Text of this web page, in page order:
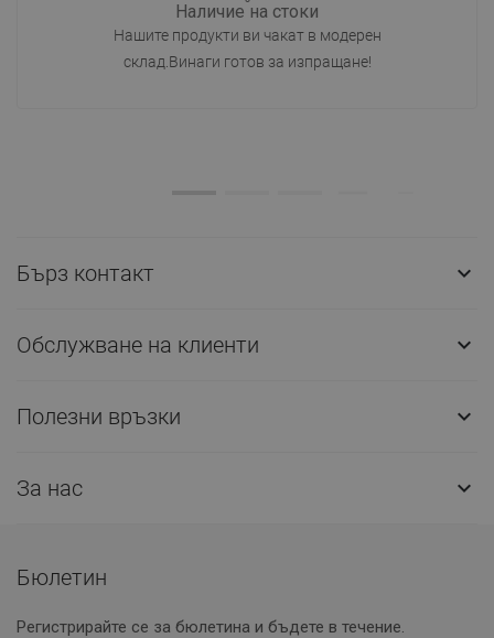
Наличие на стоки
Нашите продукти ви чакат в модерен
склад.Винаги готов за изпращане!
Бърз контакт 
Обслужване на клиенти 
Полезни връзки 
За нас 
Бюлетин
Регистрирайте се за бюлетина и бъдете в течение.